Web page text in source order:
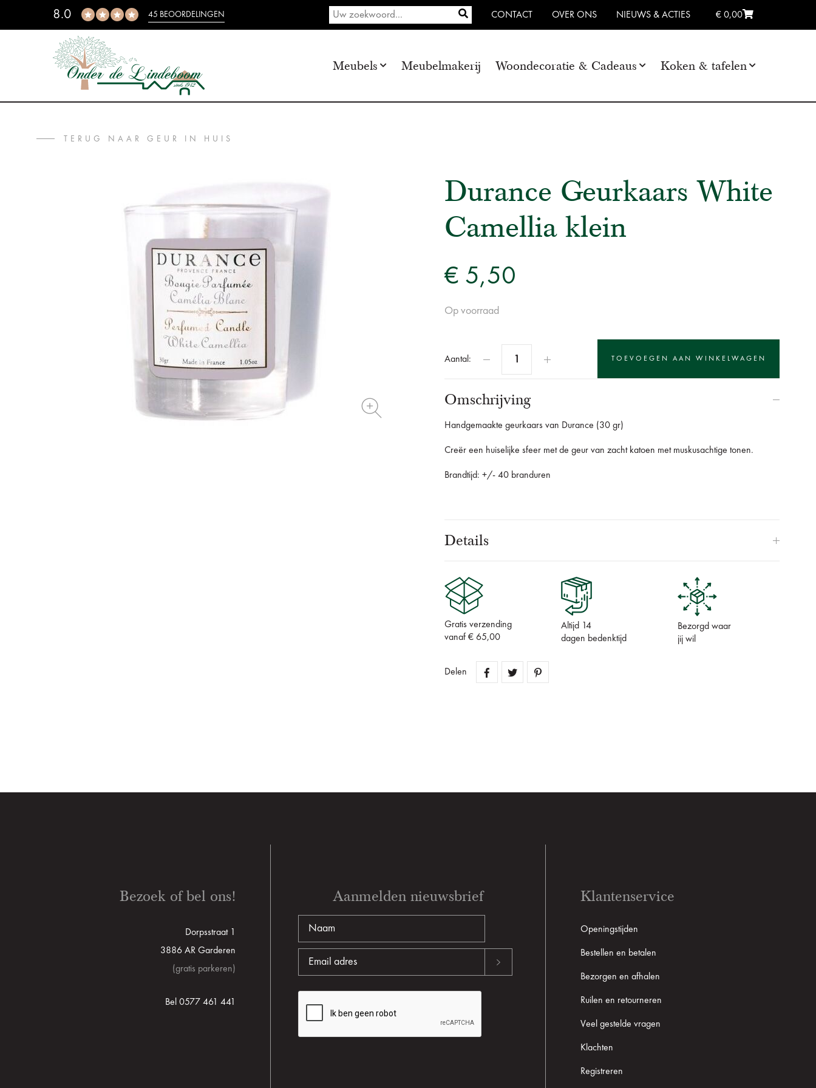
8.0 45 BEOORDELINGEN CONTACT OVER ONS NIEUWS & ACTIES € 0,00
Meubels Meubelmakerij Woondecoratie & Cadeaus Koken & tafelen
TERUG NAAR GEUR IN HUIS
Durance Geurkaars White
Camellia klein
€ 5,50
Op voorraad
Aantal:
Omschrijving
Handgemaakte geurkaars van Durance (30 gr)
Creër een huiselijke sfeer met de geur van zacht katoen met muskusachtige tonen.
Brandtijd: +/- 40 branduren
Details
Gratis verzending
vanaf € 65,00
Altijd 14
dagen bedenktijd
Bezorgd waar
jij wil
Delen
Aanmelden nieuwsbrief
Bezoek of bel ons!
Dorpsstraat 1
3886 AR Garderen
(gratis parkeren)
Bel 0577 461 441
Klantenservice
Openingstijden
Bestellen en betalen
Bezorgen en afhalen
Ruilen en retourneren
Veel gestelde vragen
Klachten
Registreren